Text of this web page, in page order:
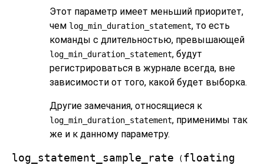
Этот параметр имеет меньший приоритет,
чем log_min_duration_statement, то есть
команды с длительностью, превышающей
log_min_duration_statement, будут
регистрироваться в журнале всегда, вне
зависимости от того, какой будет выборка.
Другие замечания, относящиеся к
log_min_duration_statement, применимы так
же и к данному параметру.
log_statement_sample_rate ( floating